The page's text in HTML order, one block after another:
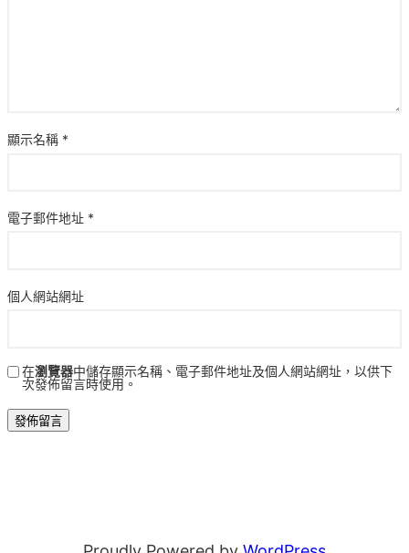
顯示名稱 *
電子郵件地址 *
個人網站網址
在瀏覽器中儲存顯示名稱、電子郵件地址及個人網站網址，以供下
次發佈留言時使用。